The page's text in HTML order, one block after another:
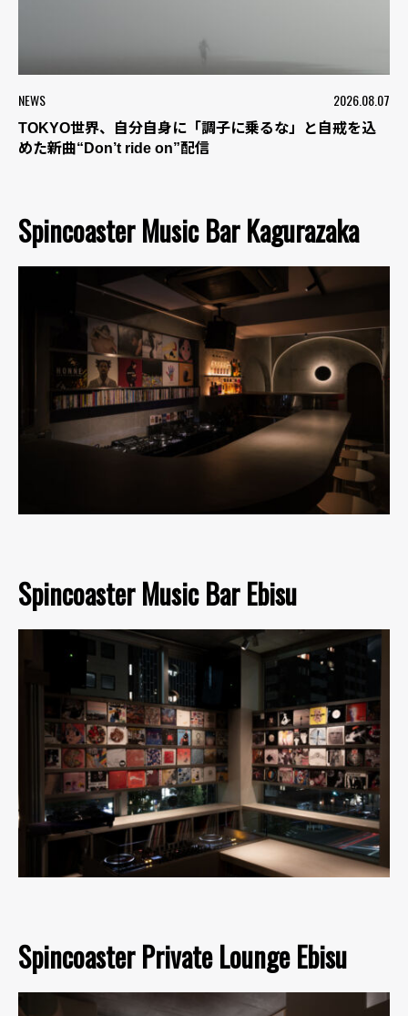
NEWS 2026.08.07
TOKYO世界、自分自身に「調子に乗るな」と自戒を込
めた新曲“Don’t ride on”配信
Spincoaster Music Bar Kagurazaka
Spincoaster Music Bar Ebisu
Spincoaster Private Lounge Ebisu